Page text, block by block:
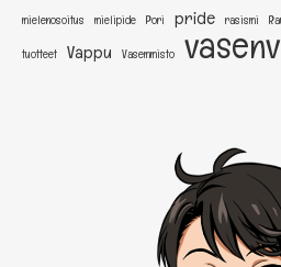
mielenosoitus mielipide Pori pride rasismi
tuotteet Vappu Vasemmisto